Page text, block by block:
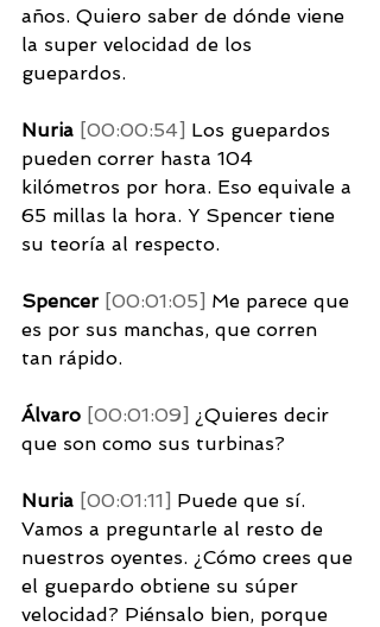
años. Quiero saber de dónde viene
la super velocidad de los
guepardos.
Nuria [00:00:54] Los guepardos
pueden correr hasta 104
kilómetros por hora. Eso equivale a
65 millas la hora. Y Spencer tiene
su teoría al respecto.
Spencer [00:01:05] Me parece que
es por sus manchas, que corren
tan rápido.
Álvaro [00:01:09] ¿Quieres decir
que son como sus turbinas?
Nuria [00:01:11] Puede que sí.
Vamos a preguntarle al resto de
nuestros oyentes. ¿Cómo crees que
el guepardo obtiene su súper
velocidad? Piénsalo bien, porque